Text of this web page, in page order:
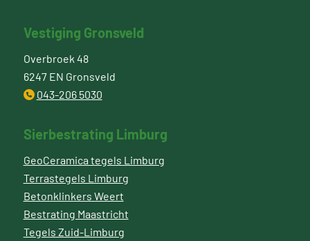
Vestiging Gronsveld
Overbroek 48
6247 EN Gronsveld
043-206 5030
Sierbestrating Limburg
GeoCeramica tegels Limburg
Terrastegels Limburg
Betonklinkers Weert
Bestrating Maastricht
Tegels Zuid-Limburg